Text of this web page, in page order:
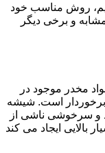
روش مناسب خود
و برخی دیگر
مخدر موجود در
برخوردار است. شیشه
و سرخوشی ناشی از
بالایی ایجاد می کند